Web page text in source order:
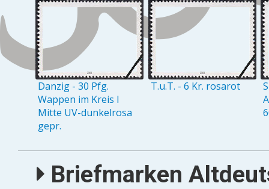
Danzig - 30 Pfg.
Wappen im Kreis I
Mitte UV-dunkelrosa
gepr.
T.u.T. - 6 Kr. rosarot
Briefmarken